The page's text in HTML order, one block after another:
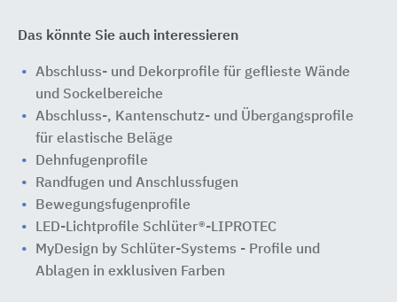
Das könnte Sie auch interessieren
Abschluss- und Dekorprofile für geflieste Wände
und Sockelbereiche
Abschluss-, Kantenschutz- und Übergangsprofile
für elastische Beläge
Dehnfugenprofile
Randfugen und Anschlussfugen
Bewegungsfugenprofile
LED-Lichtprofile Schlüter®-LIPROTEC
MyDesign by Schlüter-Systems - Profile und
Ablagen in exklusiven Farben